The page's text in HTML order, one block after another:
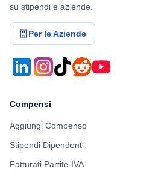
su stipendi e aziende.
Per le Aziende
Compensi
Aggiungi Compenso
Stipendi Dipendenti
Fatturati Partite IVA